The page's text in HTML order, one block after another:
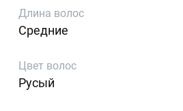
Длина волос
Средние
Цвет волос
Русый